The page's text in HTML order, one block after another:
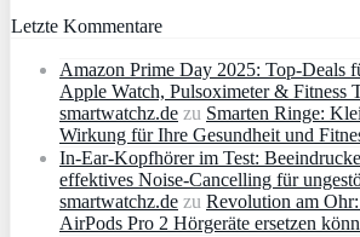
Letzte Kommentare
Amazon Prime Day 2025: Top-Deals
Apple Watch, Pulsoximeter & Fitness
smartwatchz.de zu Smarten Ringe:
Wirkung für Ihre Gesundheit und
In-Ear-Kopfhörer im Test:
effektives Noise-Cancelling für
smartwatchz.de zu Revolution am
AirPods Pro 2 Hörgeräte ersetzen